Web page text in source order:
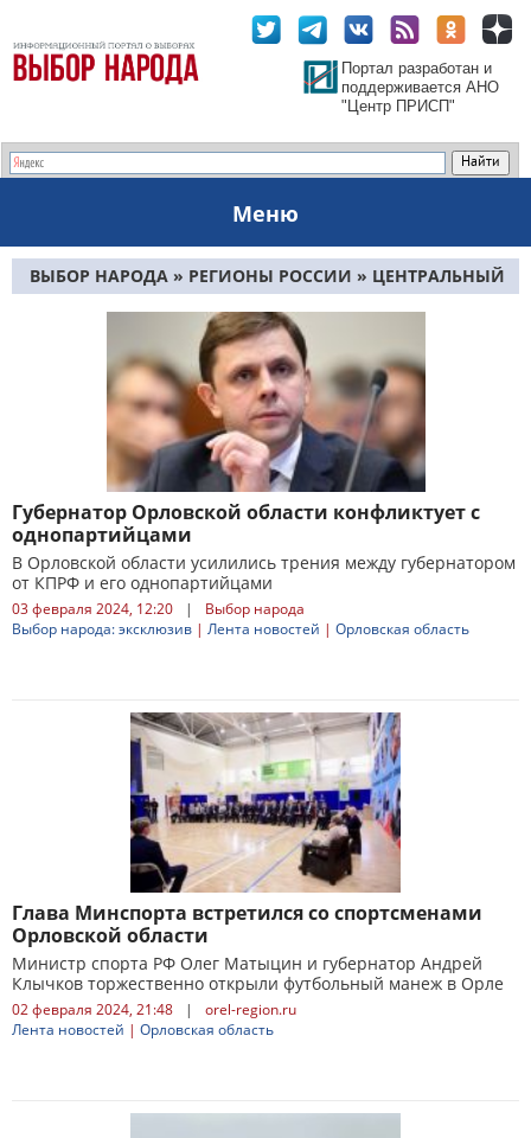
Портал разработан и
поддерживается АНО
"Центр ПРИСП"
Меню
ВЫБОР НАРОДА » РЕГИОНЫ РОССИИ » ЦЕНТРАЛЬНЫЙ
ОРЛОВСКАЯ ОБЛАСТЬ» СТРАНИЦА 9
Губернатор Орловской области конфликтует с
однопартийцами
В Орловской области усилились трения между губернатором
от КПРФ и его однопартийцами
03 февраля 2024, 12:20 |
Выбор народа
Выбор народа: эксклюзив | Лента новостей | Орловская область
Глава Минспорта встретился со спортсменами
Орловской области
Министр спорта РФ Олег Матыцин и губернатор Андрей
Клычков торжественно открыли футбольный манеж в Орле
02 февраля 2024, 21:48 |
orel-region.ru
Лента новостей | Орловская область